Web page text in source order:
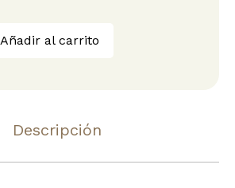
Añadir al carrito
Descripción